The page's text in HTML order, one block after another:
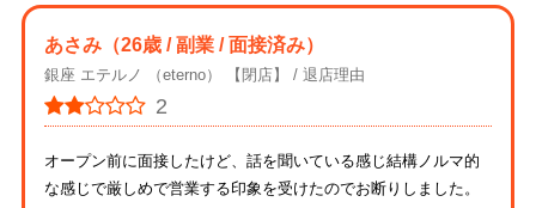
あさみ （26歳 / 副業 / 面接済み）
銀座 エテルノ （eterno） 【閉店】 退店理由
2
オープン前に面接したけど、話を聞いている感じ結構ノルマ的
な感じで厳しめで営業する印象を受けたのでお断りしました。